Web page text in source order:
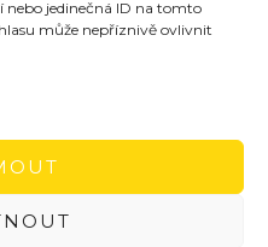
nebo jedinečná ID na tomto
může nepříznivě ovlivnit